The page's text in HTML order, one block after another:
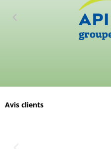
Avis clients